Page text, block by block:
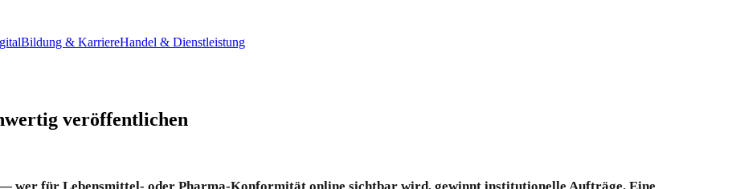
Bildung & KarriereHandel & Dienstleistung
veröffentlichen